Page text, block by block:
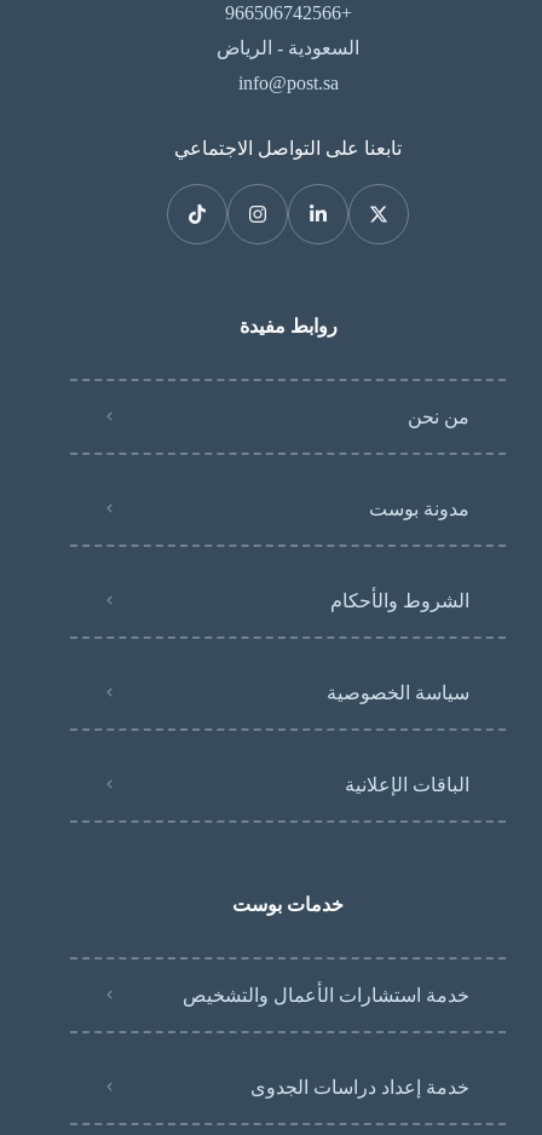
+966506742566
السعودية - الرياض
info@post.sa
تابعنا على التواصل الاجتماعي
روابط مفيدة
من نحن
مدونة بوست
الشروط والأحكام
سياسة الخصوصية
الباقات الإعلانية
خدمات بوست
خدمة استشارات الأعمال والتشخيص
خدمة إعداد دراسات الجدوى